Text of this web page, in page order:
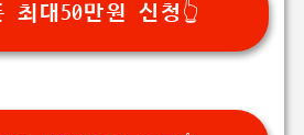
최대50만원 신청👆